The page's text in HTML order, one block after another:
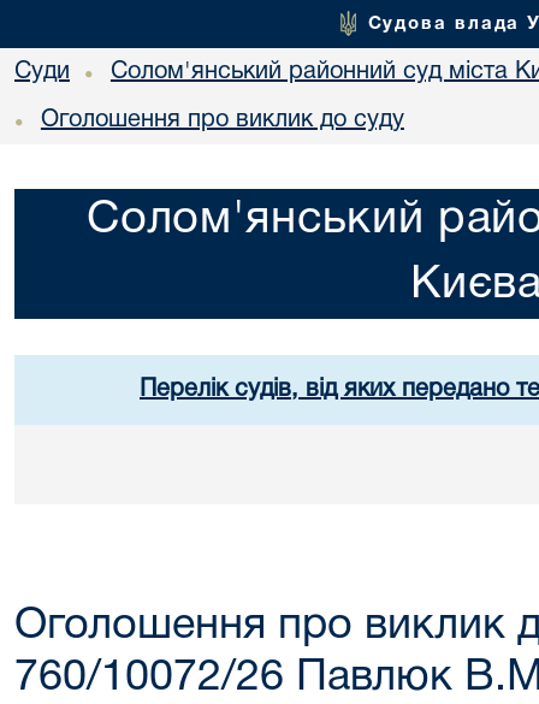
Судова влада
Суди • Солом'янський районний суд міста
• Оголошення про виклик до суду
Солом'янський
Перелік судів, від яких передано
Оголошення про виклик
760/10072/26 Павлюк